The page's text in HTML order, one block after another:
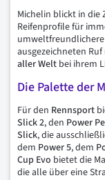
Michelin blickt in
Reifenprofile für
umweltfreundlichere
ausgezeichneten
aller Welt bei ihrem
Die Palette der
Für den Rennsport
Slick 2, den Power
Slick, die
dem Power 5, dem
Cup Evo bietet die
die alle über eine